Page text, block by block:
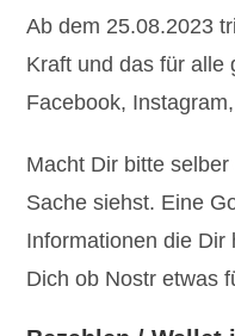
Ab dem 25.08.2023
Kraft und das für alle
Facebook,
Macht Dir bitte
Sache siehst. Eine
Informationen die Dir
Dich ob Nostr etwas